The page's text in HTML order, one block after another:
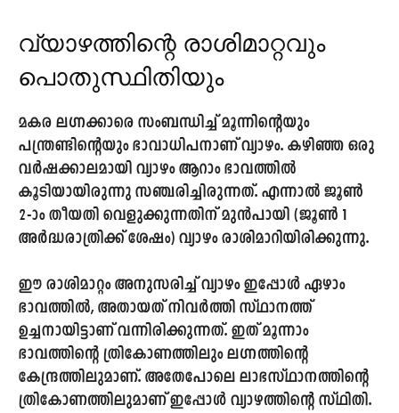
വ്യാഴത്തിന്റെ രാശിമാറ്റവും
പൊതുസ്ഥിതിയും
മകര ലഗ്നക്കാരെ സംബന്ധിച്ച് മൂന്നിന്റെയും
പന്ത്രണ്ടിന്റെയും ഭാവാധിപനാണ് വ്യാഴം. കഴിഞ്ഞ ഒരു
വർഷക്കാലമായി വ്യാഴം ആറാം ഭാവത്തിൽ
കൂടിയായിരുന്നു സഞ്ചരിച്ചിരുന്നത്. എന്നാൽ ജൂൺ
2-ാം തീയതി വെളുക്കുന്നതിന് മുൻപായി (ജൂൺ 1
അർദ്ധരാത്രിക്ക് ശേഷം) വ്യാഴം രാശിമാറിയിരിക്കുന്നു.
ഈ രാശിമാറ്റം അനുസരിച്ച് വ്യാഴം ഇപ്പോൾ ഏഴാം
ഭാവത്തിൽ, അതായത് നിവർത്തി സ്ഥാനത്ത്
ഉച്ചനായിട്ടാണ് വന്നിരിക്കുന്നത്. ഇത് മൂന്നാം
ഭാവത്തിന്റെ ത്രികോണത്തിലും ലഗ്നത്തിന്റെ
കേന്ദ്രത്തിലുമാണ്. അതേപോലെ ലാഭസ്ഥാനത്തിന്റെ
ത്രികോണത്തിലുമാണ് ഇപ്പോൾ വ്യാഴത്തിന്റെ സ്ഥിതി.